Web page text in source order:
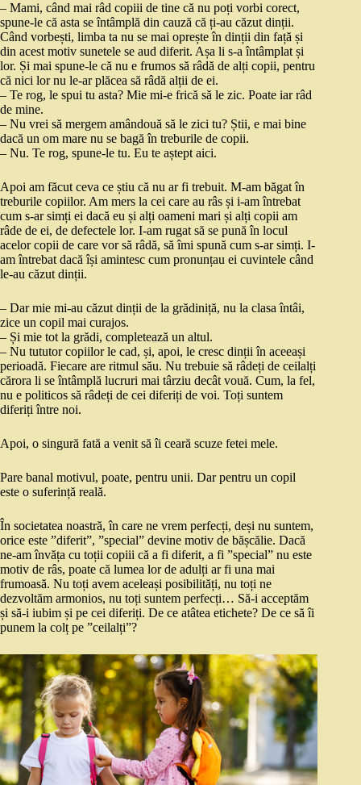
– Mami, când mai râd copiii de tine că nu poți vorbi corect,
spune-le că asta se întâmplă din cauză că ți-au căzut dinții.
Când vorbești, limba ta nu se mai oprește în dinții din față și
din acest motiv sunetele se aud diferit. Așa li s-a întâmplat și
lor. Și mai spune-le că nu e frumos să râdă de alți copii, pentru
că nici lor nu le-ar plăcea să râdă alții de ei.
– Te rog, le spui tu asta? Mie mi-e frică să le zic. Poate iar râd
de mine.
– Nu vrei să mergem amândouă să le zici tu? Știi, e mai bine
dacă un om mare nu se bagă în treburile de copii.
– Nu. Te rog, spune-le tu. Eu te aștept aici.
Apoi am făcut ceva ce știu că nu ar fi trebuit. M-am băgat în
treburile copiilor. Am mers la cei care au râs și i-am întrebat
cum s-ar simți ei dacă eu și alți oameni mari și alți copii am
râde de ei, de defectele lor. I-am rugat să se pună în locul
acelor copii de care vor să râdă, să îmi spună cum s-ar simți. I-
am întrebat dacă își amintesc cum pronunțau ei cuvintele când
le-au căzut dinții.
– Dar mie mi-au căzut dinții de la grădiniță, nu la clasa întâi,
zice un copil mai curajos.
– Și mie tot la grădi, completează un altul.
– Nu tututor copiilor le cad, și, apoi, le cresc dinții în aceeași
perioadă. Fiecare are ritmul său. Nu trebuie să râdeți de ceilalți
cărora li se întâmplă lucruri mai târziu decât vouă. Cum, la fel,
nu e politicos să râdeți de cei diferiți de voi. Toți suntem
diferiți între noi.
Apoi, o singură fată a venit să îi ceară scuze fetei mele.
Pare banal motivul, poate, pentru unii. Dar pentru un copil
este o suferință reală.
În societatea noastră, în care ne vrem perfecți, deși nu suntem,
orice este ”diferit”, ”special” devine motiv de bășcălie. Dacă
ne-am învăța cu toții copiii că a fi diferit, a fi ”special” nu este
motiv de râs, poate că lumea lor de adulți ar fi una mai
frumoasă. Nu toți avem aceleași posibilități, nu toți ne
dezvoltăm armonios, nu toți suntem perfecți… Să-i acceptăm
și să-i iubim și pe cei diferiți. De ce atâtea etichete? De ce să îi
punem la colț pe ”ceilalți”?